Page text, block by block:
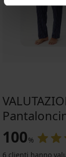
100%
6 clienti hanno